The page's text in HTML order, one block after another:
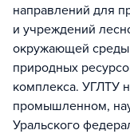
направлений для
и учреждений
окружающей среды
природных
комплекса. УГЛТУ
промышленном,
Уральского